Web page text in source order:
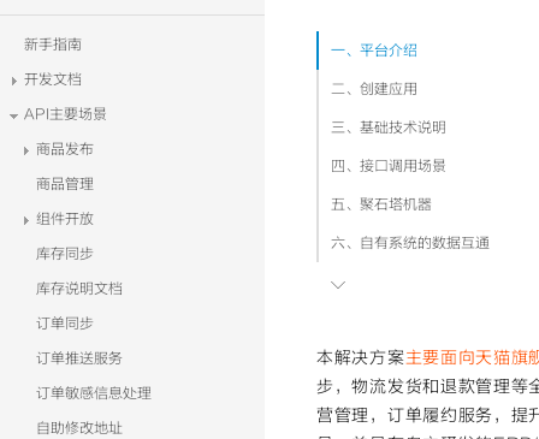
流量充值档位查询
新手指南
开发文档
API主要场景
商品发布
商品管理
组件开放
库存同步
库存说明文档
订单同步
订单推送服务
订单敏感信息处理
自助修改地址
一、平台介绍
二、创建应用
三、基础技术说明
四、接口调用场景
五、聚石塔机器
六、自有系统的数据互通
七、涉及费用说明
九、服务咨询

本解决方案主要面向天猫旗
步，物流发货和退款管理等
营管理，订单履约服务，提